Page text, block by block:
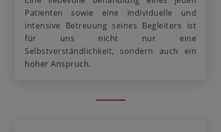
Patienten sowie eine individuelle und
intensive Betreuung seines Begleiters ist
für uns nicht nur eine
Selbstverständlichkeit, sondern auch ein
hoher Anspruch.